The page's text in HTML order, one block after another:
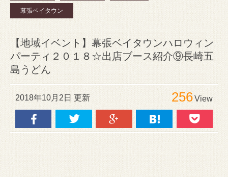
幕張ベイタウン
【地域イベント】幕張ベイタウンハロウィン
パーティ２０１８☆出店ブース紹介⑨長崎五
島うどん
2018年10月2日 更新 256View